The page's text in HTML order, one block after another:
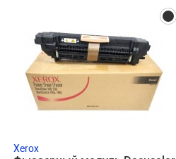
Xerox